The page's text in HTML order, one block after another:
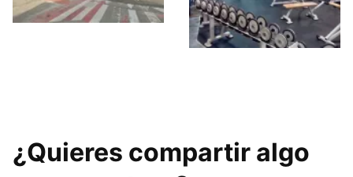
¿Quieres compartir algo